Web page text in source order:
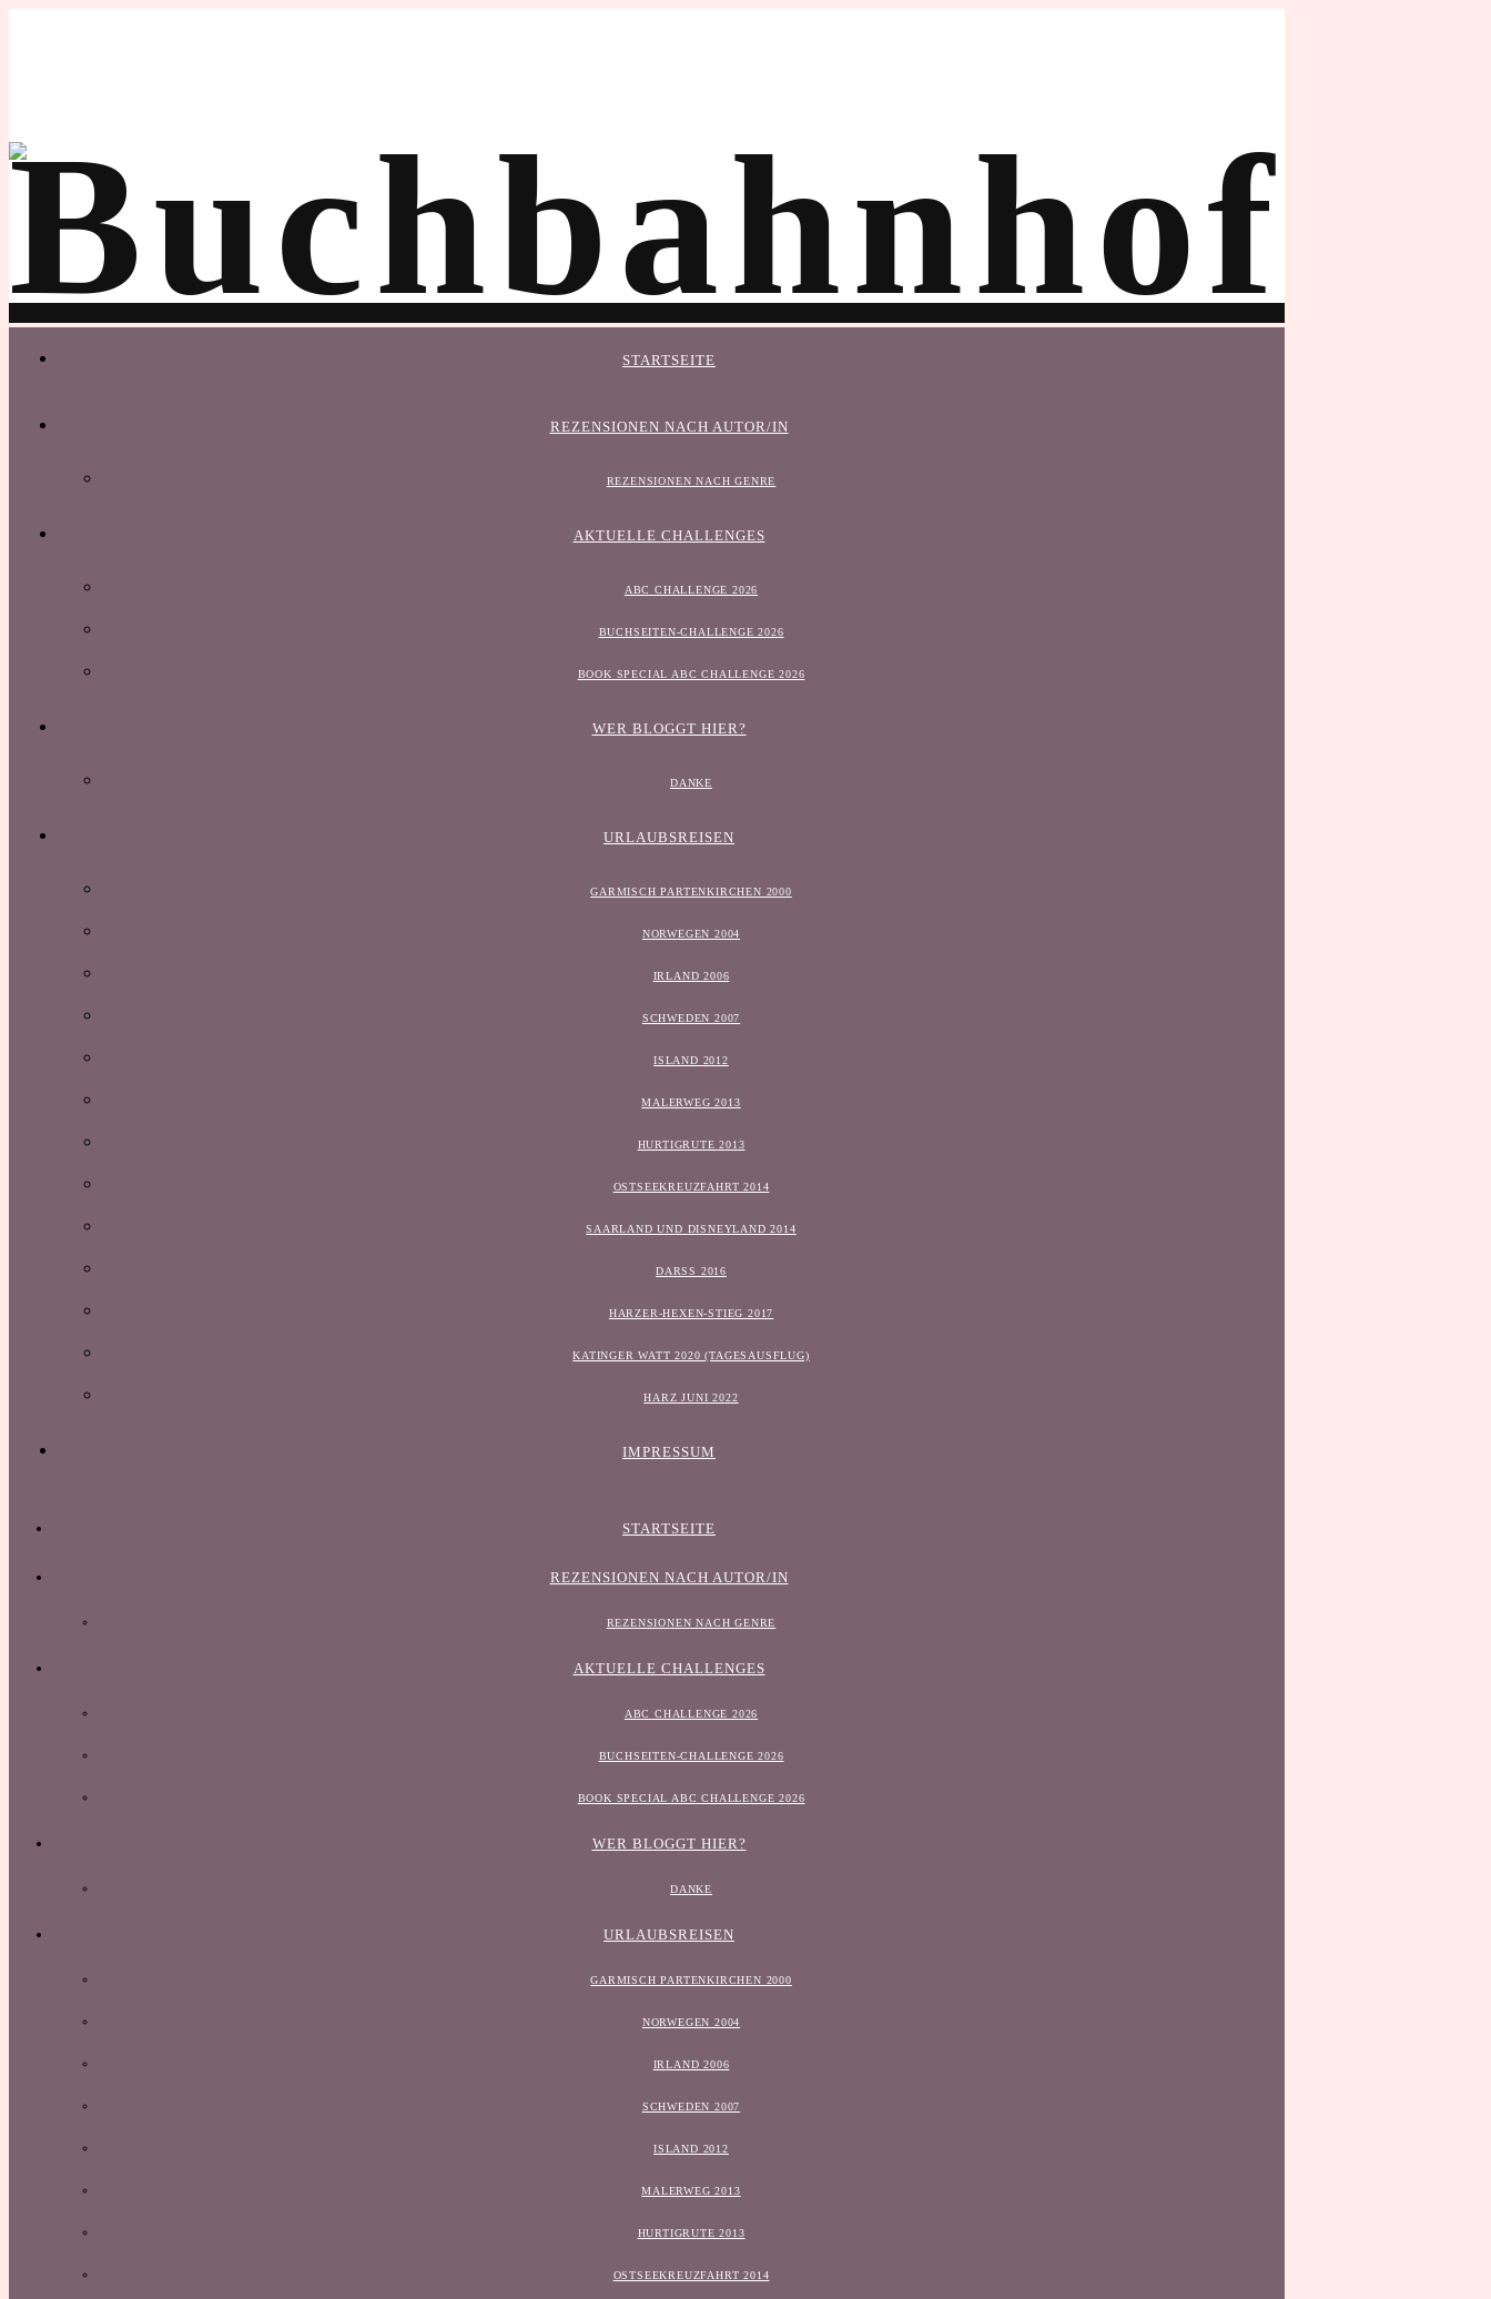
STARTSEITE
REZENSIONEN NACH AUTOR/IN
REZENSIONEN NACH GENRE
AKTUELLE CHALLENGES
ABC CHALLENGE 2026
BUCHSEITEN-CHALLENGE 2026
BOOK SPECIAL ABC CHALLENGE 2026
WER BLOGGT HIER?
DANKE
URLAUBSREISEN
GARMISCH PARTENKIRCHEN 2000
NORWEGEN 2004
IRLAND 2006
SCHWEDEN 2007
ISLAND 2012
MALERWEG 2013
HURTIGRUTE 2013
OSTSEEKREUZFAHRT 2014
SAARLAND UND DISNEYLAND 2014
DARSS 2016
HARZER-HEXEN-STIEG 2017
KATINGER WATT 2020 (TAGESAUSFLUG)
HARZ JUNI 2022
IMPRESSUM
STARTSEITE
REZENSIONEN NACH AUTOR/IN
REZENSIONEN NACH GENRE
AKTUELLE CHALLENGES
ABC CHALLENGE 2026
BUCHSEITEN-CHALLENGE 2026
BOOK SPECIAL ABC CHALLENGE 2026
WER BLOGGT HIER?
DANKE
URLAUBSREISEN
GARMISCH PARTENKIRCHEN 2000
NORWEGEN 2004
IRLAND 2006
SCHWEDEN 2007
ISLAND 2012
MALERWEG 2013
HURTIGRUTE 2013
OSTSEEKREUZFAHRT 2014